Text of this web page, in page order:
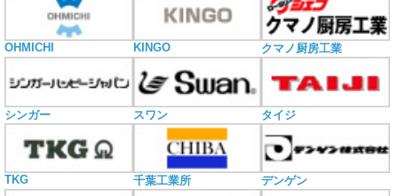
OHMICHI KINGO クマノ厨房工業
シンガー スワン タイジ
TKG 千葉工業所 デンゲン